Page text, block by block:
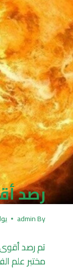
رصد
By
admin
تم رصد
مختبر علم